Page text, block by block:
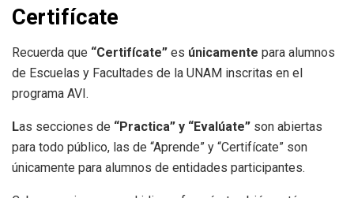
Certifícate
Recuerda que “Certifícate” es únicamente para alumnos
de Escuelas y Facultades de la UNAM inscritas en el
programa AVI.
Las secciones de “Practica” y “Evalúate” son abiertas
para todo público, las de “Aprende” y “Certifícate” son
únicamente para alumnos de entidades participantes.